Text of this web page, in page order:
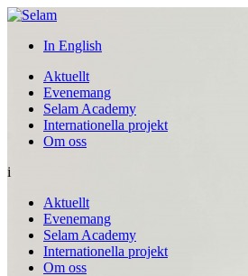
In English
Aktuellt
Evenemang
Selam Academy
Internationella projekt
Om oss
i
Aktuellt
Evenemang
Selam Academy
Internationella projekt
Om oss